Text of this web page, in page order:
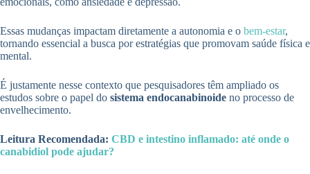
Essas mudanças impactam diretamente a autonomia e o bem-estar,
tornando essencial a busca por estratégias que promovam saúde física e
mental.
É justamente nesse contexto que pesquisadores têm ampliado os
estudos sobre o papel do sistema endocanabinoide no processo de
envelhecimento.
Leitura Recomendada: CBD e intestino inflamado: até onde o
canabidiol pode ajudar?